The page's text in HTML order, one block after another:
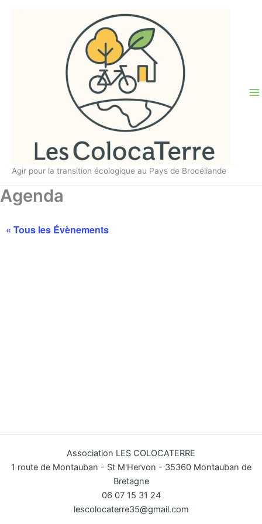
Agir pour la transition écologique au Pays de Brocéliande
Agenda
« Tous les Évènements
Association LES COLOCATERRE
1 route de Montauban - St M'Hervon - 35360 Montauban de
Bretagne
06 07 15 31 24
lescolocaterre35@gmail.com